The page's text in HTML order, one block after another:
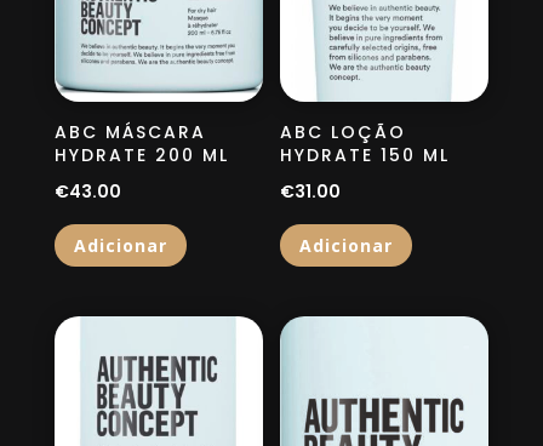
ABC MÁSCARA
HYDRATE 200 ML
€43.00
Adicionar
ABC LOÇÃO
HYDRATE 150 ML
€31.00
Adicionar